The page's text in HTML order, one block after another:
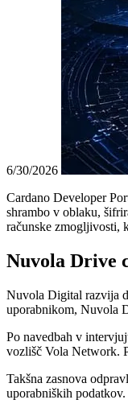
6/30/2026
Cardano Developer
shrambo v oblaku,
računske zmogljivosti,
Nuvola Drive
Nuvola Digital razvija
uporabnikom, Nuvola
Po navedbah v
vozlišč Vola Network.
Takšna zasnova
uporabniških